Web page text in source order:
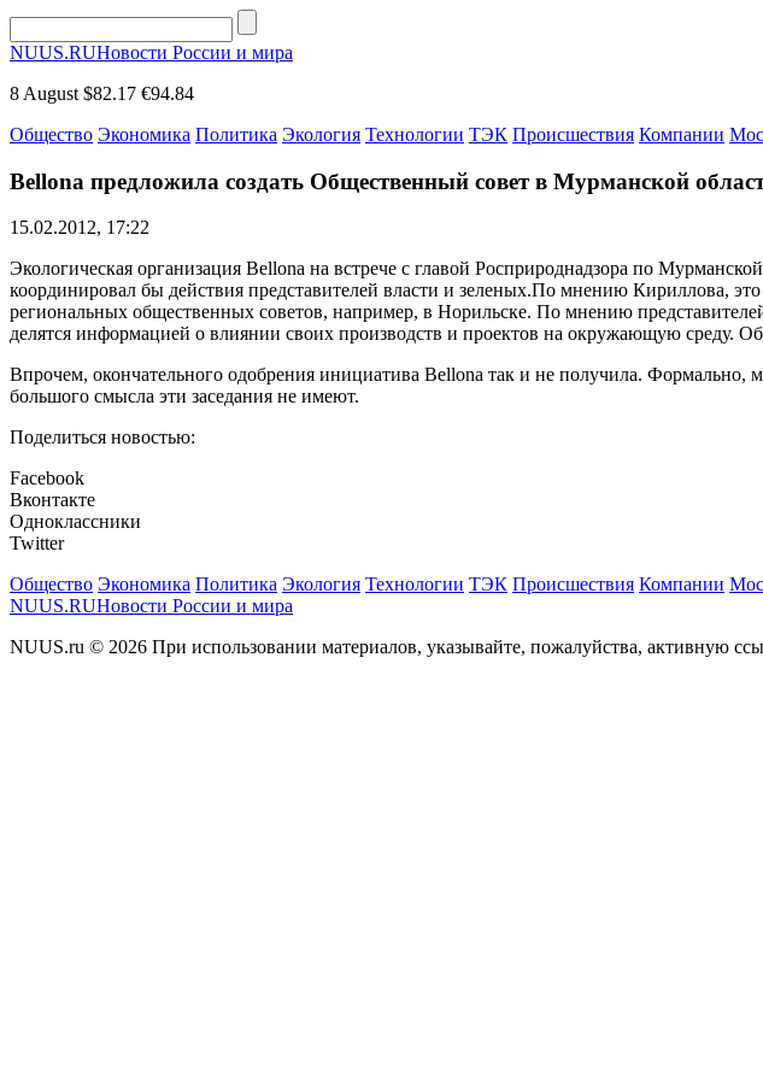
NUUS.RUНовости России и мира
8 August $82.17 €94.84
Общество Экономика Политика Экология Технологии ТЭК Происшествия Компании
Bellona предложила создать Общественный совет в Мурманской
15.02.2012, 17:22
Экологическая организация Bellona на встрече с главой Росприроднадзора по
координировал бы действия представителей власти и зеленых.По мнению Кириллова,
региональных общественных советов, например, в Норильске. По мнению
делятся информацией о влиянии своих производств и проектов на окружающую среду.
Впрочем, окончательного одобрения инициатива Bellona так и не получила. Формально,
большого смысла эти заседания не имеют.
Поделиться новостью:
Facebook
Вконтакте
Одноклассники
Twitter
Общество Экономика Политика Экология Технологии ТЭК Происшествия Компании
NUUS.RUНовости России и мира
NUUS.ru © 2026 При использовании материалов, указывайте, пожалуйства, активную